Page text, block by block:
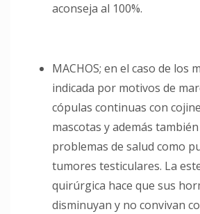
aconseja al 100%.
MACHOS; en el caso de los
indicada por motivos de
cópulas continuas con
mascotas y además
problemas de salud como
tumores testiculares. La
quirúrgica hace que sus
disminuyan y no convivan